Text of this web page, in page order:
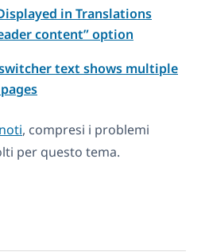
in Translations
content” option
text shows multiple
, compresi i problemi
per questo tema.